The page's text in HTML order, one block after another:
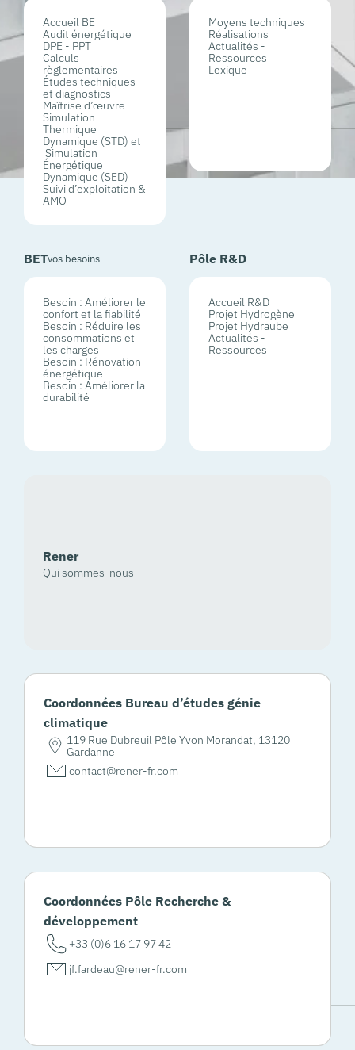
Accueil BE
Audit énergétique
DPE - PPT
Calculs
règlementaires
Études techniques
et diagnostics
Maîtrise d’œuvre
Simulation
Thermique
Dynamique (STD) et
Simulation
Énergétique
Dynamique (SED)
Suivi d’exploitation &
AMO
Moyens techniques
Réalisations
Actualités -
Ressources
Lexique
BETvos besoins
Besoin : Améliorer le
confort et la fiabilité
Besoin : Réduire les
consommations et
les charges
Besoin : Rénovation
énergétique
Besoin : Améliorer la
durabilité
Pôle R&D
Accueil R&D
Projet Hydrogène
Projet Hydraube
Actualités -
Ressources
Rener
Qui sommes-nous
Coordonnées Bureau d’études génie
climatique
119 Rue Dubreuil Pôle Yvon Morandat, 13120
Gardanne
contact@rener-fr.com
Coordonnées Pôle Recherche &
développement
+33 (0)6 16 17 97 42
jf.fardeau@rener-fr.com